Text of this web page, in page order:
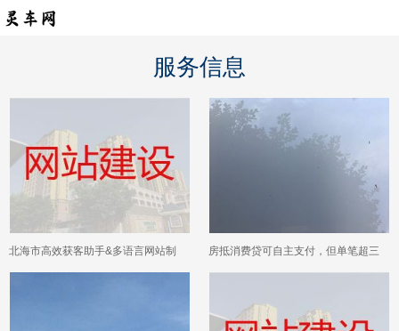
服务信息
北海市高效获客助手&多语言网站制
作，专业建站公司
房抵消费贷可自主支付，但单笔超三
十万仍需提供用途证明